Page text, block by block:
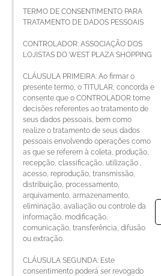
4ª edição Tarde de
TERMO DE CONSENTIMENTO PARA
TRATAMENTO DE DADOS PESSOAIS
CONTROLADOR: ASSOCIAÇÃO DOS
LOJISTAS DO WEST PLAZA SHOPPING
CLÁUSULA PRIMEIRA: Ao firmar o
presente termo, o TITULAR, concorda e
consente que o CONTROLADOR tome
decisões referentes ao tratamento de
seus dados pessoais, bem como
realize o tratamento de seus dados
pessoais envolvendo operações como
as que se referem à coleta, produção,
recepção, classificação, utilização ,
acesso, reprodução, transmissão,
distribuição, processamento,
arquivamento, armazenamento,
eliminação, avaliação ou controle da
informação, modificação,
comunicação, transferência, difusão
ou extração.
CLÁUSULA SEGUNDA: Este
consentimento poderá ser revogado